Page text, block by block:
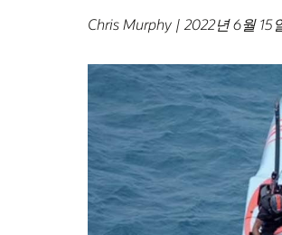
Chris Murphy | 2022년 6월 15